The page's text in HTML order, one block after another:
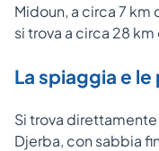
Midoun, a circa 7
si trova a circa 28
La spiaggia e le
Si trova
Djerba, con sabbia